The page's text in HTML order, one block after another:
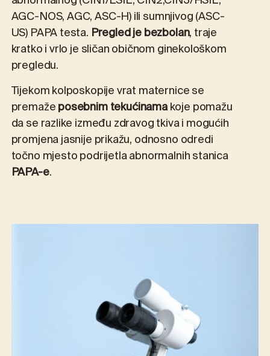
AGC-NOS, AGC, ASC-H) ili sumnjivog (ASC-
US) PAPA testa. Pregled je bezbolan, traje
kratko i vrlo je sličan običnom ginekološkom
pregledu.
Tijekom kolposkopije vrat maternice se
premažeposebnim tekućinamakoje pomažu
da se razlike između zdravog tkiva i mogućih
promjena jasnije prikažu, odnosno odredi
točno mjesto podrijetla abnormalnih stanica
PAPA-e.